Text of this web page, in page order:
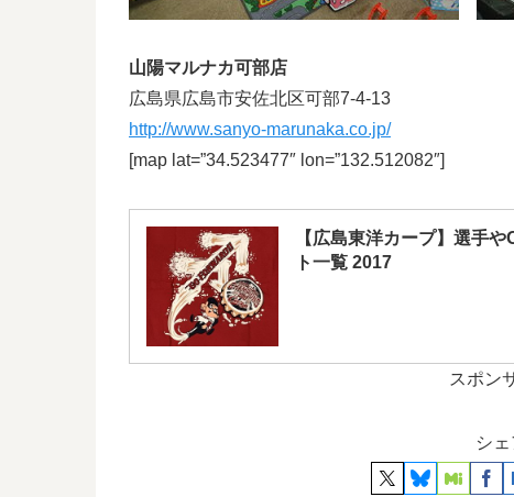
山陽マルナカ可部店
広島県広島市安佐北区可部7-4-13
http://www.sanyo-marunaka.co.jp/
[map lat=”34.523477″ lon=”132.512082″]
【広島東洋カープ】選手
ト一覧 2017
スポン
シ